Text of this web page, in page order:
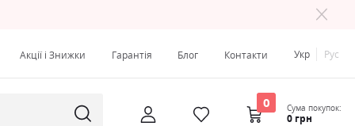
Акції і Знижки Гарантія Блог Контакти Укр Рус
0 Сума покупок:
0 грн